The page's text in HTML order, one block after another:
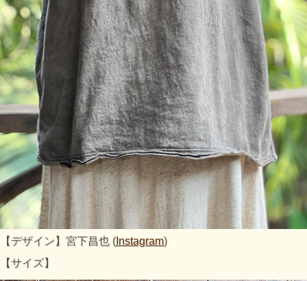
【デザイン】宮下昌也 (Instagram)
【サイズ】